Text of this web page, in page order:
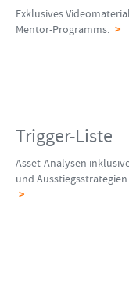
Exklusives
Mentor-Programms. >
Trigger-Liste
Asset-Analysen
und
>